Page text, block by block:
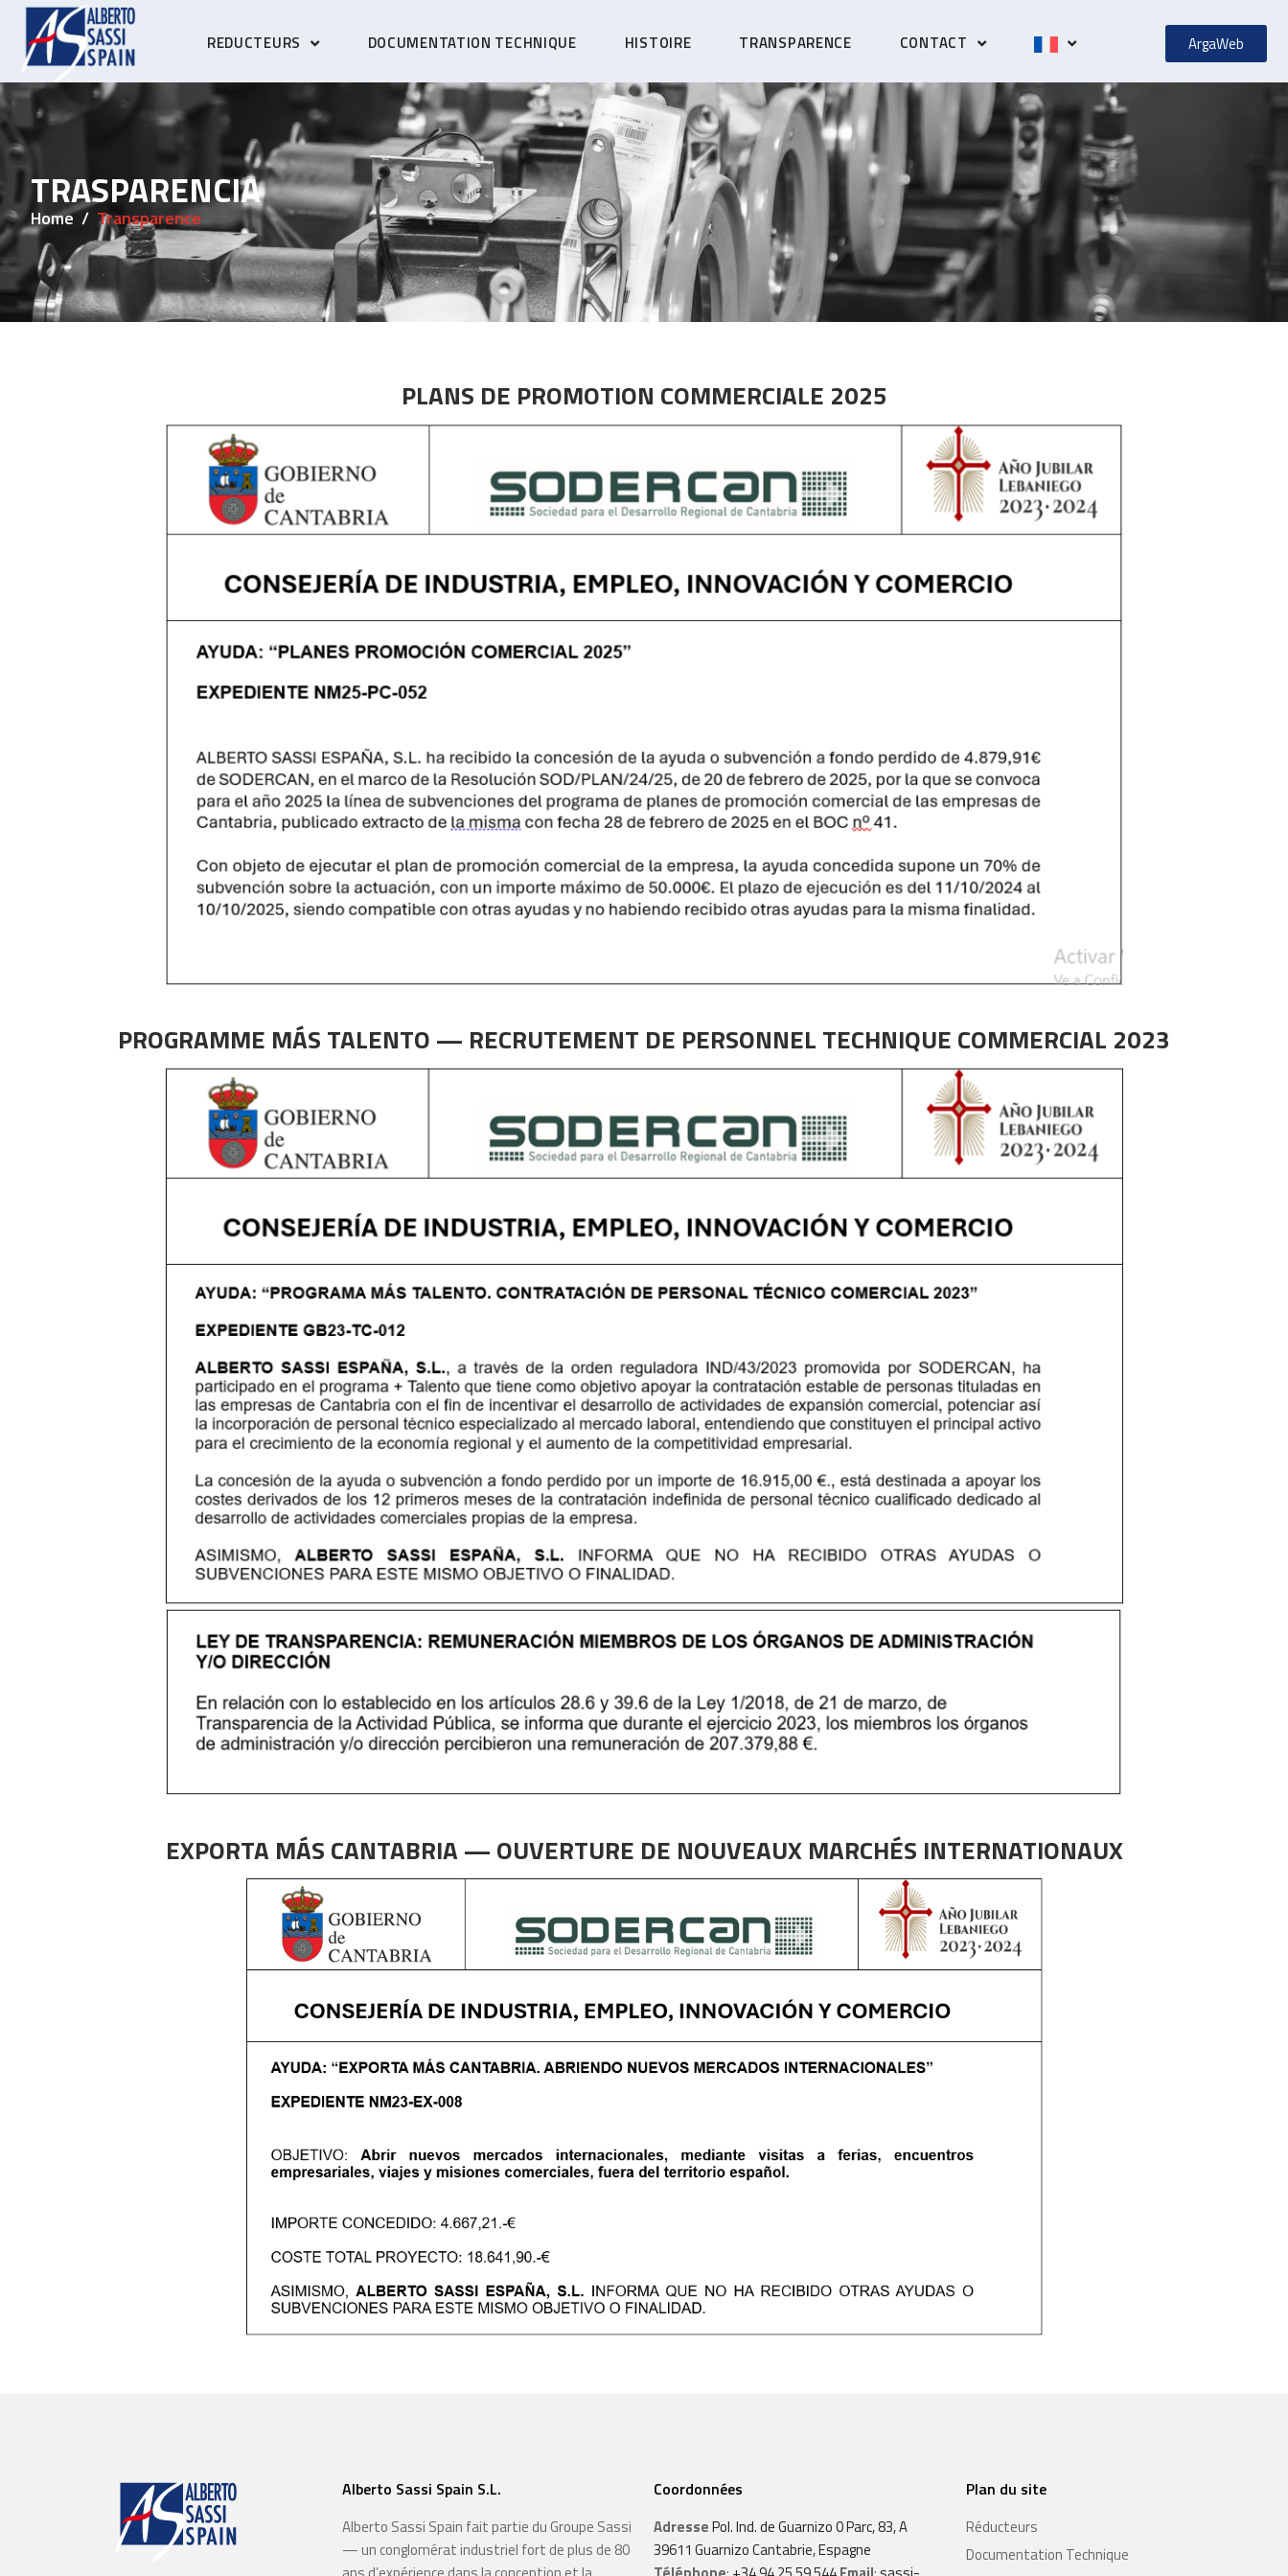
REDUCTEURS DOCUMENTATION TECHNIQUE HISTOIRE TRANSPARENCE CONTACT ArgaWeb
TRASPARENCIA
Home Transparence
PLANS DE PROMOTION COMMERCIALE 2025
PROGRAMME MÁS TALENTO — RECRUTEMENT DE PERSONNEL TECHNIQUE COMMERCIAL 2023
EXPORTA MÁS CANTABRIA — OUVERTURE DE NOUVEAUX MARCHÉS INTERNATIONAUX
Alberto Sassi Spain S.L.
Alberto Sassi Spain fait partie du Groupe Sassi
— un conglomérat industriel fort de plus de 80
Coordonnées
AdressePol. Ind. de Guarnizo 0 Parc, 83, A
39611 Guarnizo Cantabrie, Espagne
Plan du site
Réducteurs
Documentation Technique